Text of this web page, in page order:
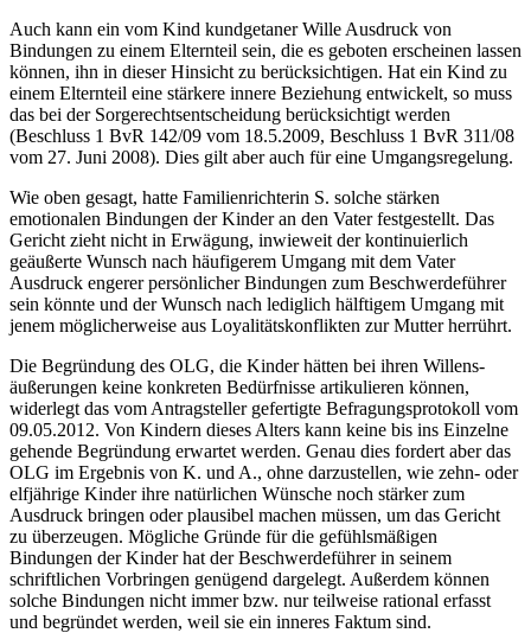
Auch kann ein vom Kind kundgetaner Wille Ausdruck von
Bindungen zu einem Elternteil sein, die es geboten erscheinen lassen
können, ihn in dieser Hinsicht zu berücksichtigen. Hat ein Kind zu
einem Elternteil eine stärkere innere Beziehung entwickelt, so muss
das bei der Sorgerechts­entscheidung berücksichtigt werden
(Beschluss 1 BvR 142/09 vom 18.5.2009, Beschluss 1 BvR 311/08
vom 27. Juni 2008). Dies gilt aber auch für eine Umgangsregelung.
Wie oben gesagt, hatte Familienrichterin S. solche stärken
emotionalen Bindungen der Kinder an den Vater festgestellt. Das
Gericht zieht nicht in Erwägung, inwieweit der kontinuierlich
geäußerte Wunsch nach häufigerem Umgang mit dem Vater
Ausdruck engerer persönlicher Bindungen zum Beschwerde­führer
sein könnte und der Wunsch nach lediglich hälftigem Umgang mit
jenem möglicherweise aus Loyalitäts­konflikten zur Mutter herrührt.
Die Begründung des OLG, die Kinder hätten bei ihren Willens­
äußerungen keine konkreten Bedürfnisse artikulieren können,
widerlegt das vom Antragsteller gefertigte Befragungs­protokoll vom
09.05.2012. Von Kindern dieses Alters kann keine bis ins Einzelne
gehende Begründung erwartet werden. Genau dies fordert aber das
OLG im Ergebnis von K. und A., ohne darzustellen, wie zehn- oder
elf­jährige Kinder ihre natürlichen Wünsche noch stärker zum
Ausdruck bringen oder plausibel machen müssen, um das Gericht
zu überzeugen. Mögliche Gründe für die gefühlsmäßigen
Bindungen der Kinder hat der Beschwerde­führer in seinem
schriftlichen Vorbringen genügend dargelegt. Außerdem können
solche Bindungen nicht immer bzw. nur teilweise rational erfasst
und begründet werden, weil sie ein inneres Faktum sind.